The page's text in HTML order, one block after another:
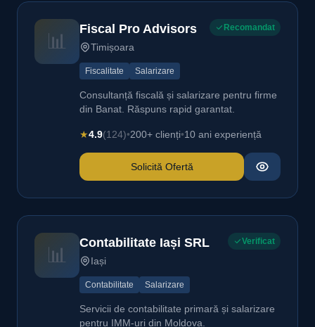
📊
Fiscal Pro Advisors
Timișoara
Recomandat
Fiscalitate Salarizare
Consultanță fiscală și salarizare pentru firme
din Banat. Răspuns rapid garantat.
★4.9(124)•200+ clienți•10 ani experiență
Solicită Ofertă
📊
Contabilitate Iași SRL
Iași
Verificat
Contabilitate Salarizare
Servicii de contabilitate primară și salarizare
pentru IMM-uri din Moldova.